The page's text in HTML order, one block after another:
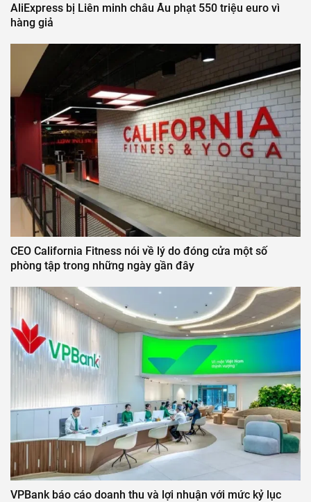
AliExpress bị Liên minh châu Âu phạt 550 triệu euro vì
hàng giả
CEO California Fitness nói về lý do đóng cửa một số
phòng tập trong những ngày gần đây
VPBank báo cáo doanh thu và lợi nhuận với mức kỷ lục